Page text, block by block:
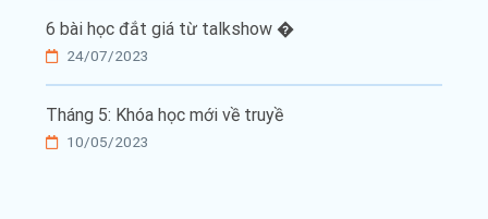
6 bài học đắt giá từ talkshow �
24/07/2023
Tháng 5: Khóa học mới về truyề
10/05/2023